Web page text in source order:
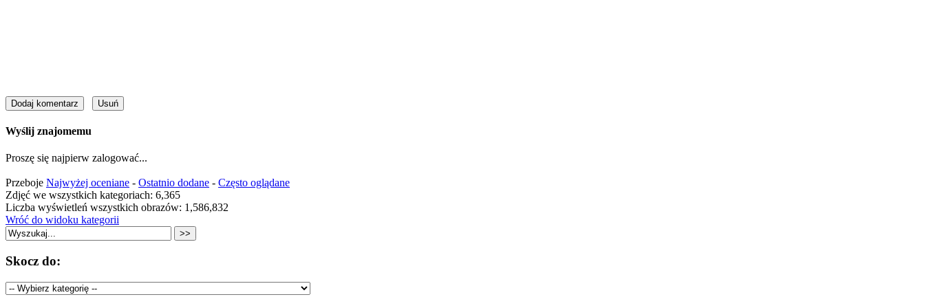
Wyślij znajomemu
Proszę się najpierw zalogować...
Przeboje Najwyżej oceniane - Ostatnio dodane - Często oglądane
Zdjęć we wszystkich kategoriach: 6,365
Liczba wyświetleń wszystkich obrazów: 1,586,832
Wróć do widoku kategorii
Skocz do: